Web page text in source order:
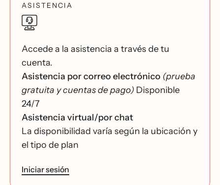
ASISTENCIA
Accede a la asistencia a través de tu
cuenta.
Asistencia por correo electrónico (prueba
gratuita y cuentas de pago) Disponible
24/7
Asistencia virtual/por chat
La disponibilidad varía según la ubicación y
el tipo de plan
Iniciar sesión